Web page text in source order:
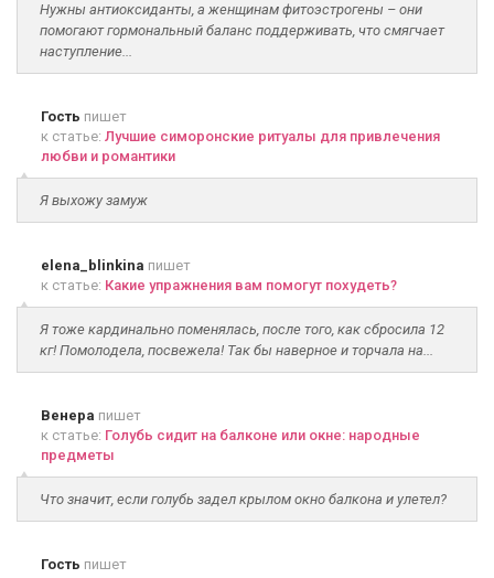
Нужны антиоксиданты, а женщинам фитоэстрогены – они
помогают гормональный баланс поддерживать, что смягчает
наступление...
Гость пишет
к статье: Лучшие симоронские ритуалы для привлечения
любви и романтики
Я выхожу замуж
elena_blinkina пишет
к статье: Какие упражнения вам помогут похудеть?
Я тоже кардинально поменялась, после того, как сбросила 12
кг! Помолодела, посвежела! Так бы наверное и торчала на...
Венера пишет
к статье: Голубь сидит на балконе или окне: народные
предметы
Что значит, если голубь задел крылом окно балкона и улетел?
Гость пишет